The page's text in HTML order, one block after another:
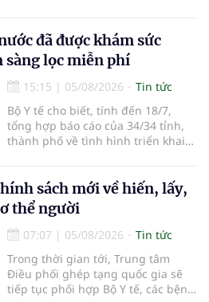
em bé đầu tiên chào đời.
đã được khám sức
lọc miễn phí
15:15 | 05/08/2026
Tin tức
Bộ Y tế cho biết, tính đến 18/7,
tổng hợp báo cáo của 34/34 tỉnh,
thành phố về tình hình triển khai
nhận 32.286.360 người, chiếm gần
30% dân số cả nước đã được khám
sức khỏe định kỳ năm nay.
sách mới về hiến, lấy,
thể người
07:07 | 05/08/2026
Tin tức
Trong thời gian tới, Trung tâm
Điều phối ghép tạng quốc gia sẽ
tiếp tục phối hợp Bộ Y tế, các bệnh